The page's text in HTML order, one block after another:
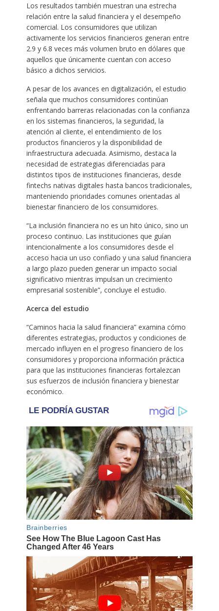
Los resultados también muestran una estrecha
relación entre la salud financiera y el desempeño
comercial. Los consumidores que utilizan
activamente los servicios financieros generan entre
2.9 y 6.8 veces más volumen bruto en dólares que
aquellos que únicamente cuentan con acceso
básico a dichos servicios.
A pesar de los avances en digitalización, el estudio
señala que muchos consumidores continúan
enfrentando barreras relacionadas con la confianza
en los sistemas financieros, la seguridad, la
atención al cliente, el entendimiento de los
productos financieros y la disponibilidad de
infraestructura adecuada. Asimismo, destaca la
necesidad de estrategias diferenciadas para
distintos tipos de instituciones financieras, desde
fintechs nativas digitales hasta bancos tradicionales,
manteniendo prioridades comunes orientadas al
bienestar financiero de los consumidores.
“La inclusión financiera no es un hito único, sino un
proceso continuo. Las instituciones que guían
intencionalmente a los consumidores desde el
acceso hacia un uso confiado y una salud financiera
a largo plazo pueden generar un impacto social
significativo mientras impulsan un crecimiento
empresarial sostenible”, concluye el estudio.
Acerca del estudio
“Caminos hacia la salud financiera” examina cómo
diferentes estrategias, productos y condiciones de
mercado influyen en el progreso financiero de los
consumidores y proporciona información práctica
para que las instituciones financieras fortalezcan
sus esfuerzos de inclusión financiera y bienestar
económico.